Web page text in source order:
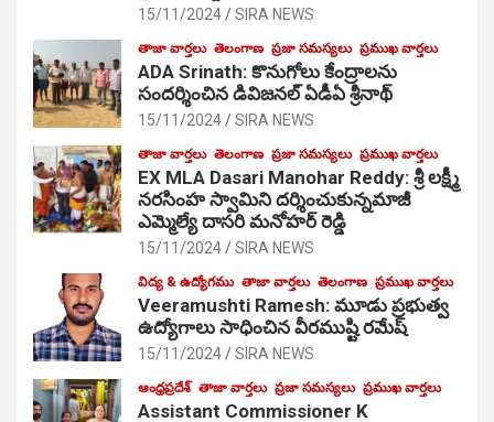
15/11/2024 SIRA NEWS
తాజా వార్తలు తెలంగాణ ప్రజా సమస్యలు ప్రముఖ వార్తలు
ADA Srinath: కొనుగోలు కేంద్రాల‌ను
సంద‌ర్శించిన డివిజనల్ ఏడీఏ శ్రీనాథ్
15/11/2024 SIRA NEWS
తాజా వార్తలు తెలంగాణ ప్రజా సమస్యలు ప్రముఖ వార్తలు
EX MLA Dasari Manohar Reddy: శ్రీ లక్ష్మీ
నరసింహ స్వామిని దర్శించుకున్నమాజీ
ఎమ్మెల్యే దాసరి మనోహర్ రెడ్డి
15/11/2024 SIRA NEWS
విద్య & ఉద్యోగము తాజా వార్తలు తెలంగాణ ప్రముఖ వార్తలు
Veeramushti Ramesh: మూడు ప్రభుత్వ
ఉద్యోగాలు సాధించిన వీరముష్టి రమేష్
15/11/2024 SIRA NEWS
ఆంధ్రప్రదేశ్ తాజా వార్తలు ప్రజా సమస్యలు ప్రముఖ వార్తలు
Assistant Commissioner K